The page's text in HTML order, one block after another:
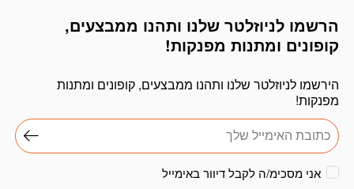
הרשמו לניוזלטר שלנו ותהנו ממבצעים,
קופונים ומתנות מפנקות!
הירשמו לניוזלטר שלנו ותהנו ממבצעים, קופונים ומתנות
מפנקות!
דוא׳׳ל
אני מסכימ/ה לקבל דיוור באימייל